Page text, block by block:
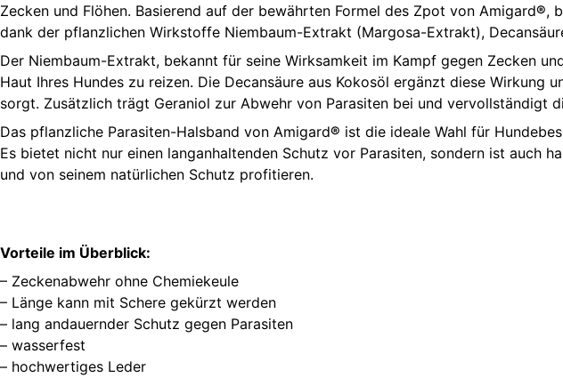
Zecken und Flöhen. Basierend auf der bewährten Formel des Zpot von Amigard®,
dank der pflanzlichen Wirkstoffe Niembaum-Extrakt (Margosa-Extrakt),
Der Niembaum-Extrakt, bekannt für seine Wirksamkeit im Kampf gegen Zecken
Haut Ihres Hundes zu reizen. Die Decansäure aus Kokosöl ergänzt diese
sorgt. Zusätzlich trägt Geraniol zur Abwehr von Parasiten bei und vervollständigt
Das pflanzliche Parasiten-Halsband von Amigard® ist die ideale Wahl für
Es bietet nicht nur einen langanhaltenden Schutz vor Parasiten, sondern ist auch
und von seinem natürlichen Schutz profitieren.
Vorteile im Überblick:
– Zeckenabwehr ohne Chemiekeule
– Länge kann mit Schere gekürzt werden
– lang andauernder Schutz gegen Parasiten
– wasserfest
– hochwertiges Leder